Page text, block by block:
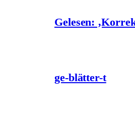
Gelesen:
ge-blätter-t